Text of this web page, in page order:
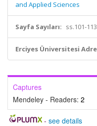
and Applied Sciences
Sayfa Sayıları: ss.101-113
Erciyes Üniversitesi
Captures
Mendeley - Readers: 2
- see details